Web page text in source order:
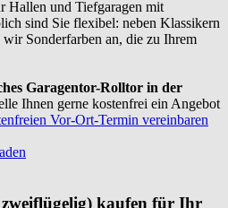
Hallen und Tiefgaragen mit
sind Sie flexibel: neben Klassikern
Sonderfarben an, die zu Ihrem
Garagentor-Rolltor in der
Ihnen gerne kostenfrei ein Angebot
Vor-Ort-Termin vereinbaren
kaufen für Ihr